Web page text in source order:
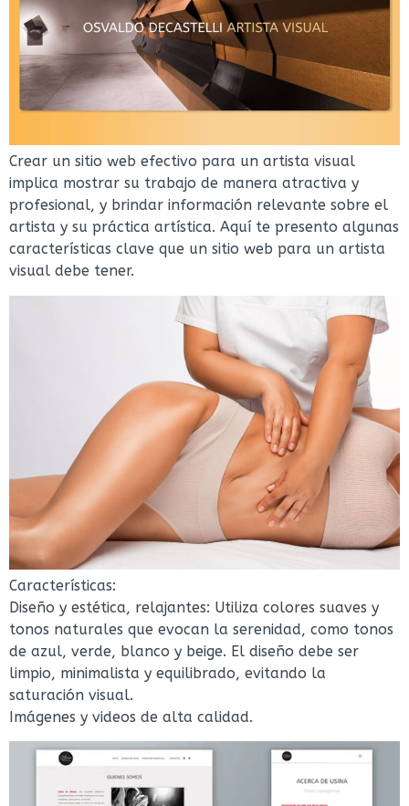
Crear un sitio web efectivo para un artista visual
implica mostrar su trabajo de manera atractiva y
profesional, y brindar información relevante sobre el
artista y su práctica artística. Aquí te presento algunas
características clave que un sitio web para un artista
visual debe tener.
Características:
Diseño y estética, relajantes: Utiliza colores suaves y
tonos naturales que evocan la serenidad, como tonos
de azul, verde, blanco y beige. El diseño debe ser
limpio, minimalista y equilibrado, evitando la
saturación visual.
Imágenes y videos de alta calidad.